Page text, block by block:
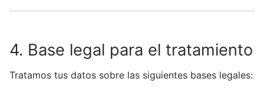
4. Base legal para el tratamiento
Tratamos tus datos sobre las siguientes bases legales: